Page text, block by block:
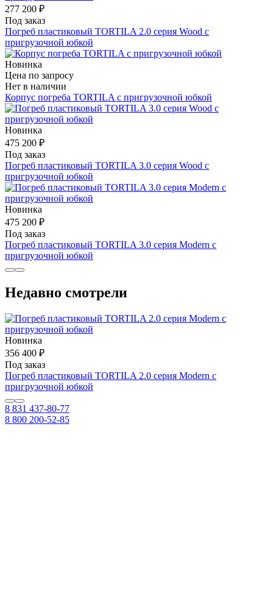
277 200 ₽
Под заказ
Погреб пластиковый TORTILA 2.0 серия Wood с
пригрузочной юбкой
Новинка
Цена по запросу
Нет в наличии
Корпус погреба TORTILA с пригрузочной юбкой
Новинка
475 200 ₽
Под заказ
Погреб пластиковый TORTILA 3.0 серия Wood с
пригрузочной юбкой
Новинка
475 200 ₽
Под заказ
Погреб пластиковый TORTILA 3.0 серия Modern с
пригрузочной юбкой
Недавно смотрели
Новинка
356 400 ₽
Под заказ
Погреб пластиковый TORTILA 2.0 серия Modern с
пригрузочной юбкой
8 831 437-80-77
8 800 200-52-85